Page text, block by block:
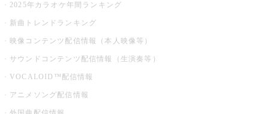
2025年カラオケ年間ランキング
新曲トレンドランキング
映像コンテンツ配信情報（本人映像等）
サウンドコンテンツ配信情報（生演奏等）
VOCALOID™配信情報
アニメソング配信情報